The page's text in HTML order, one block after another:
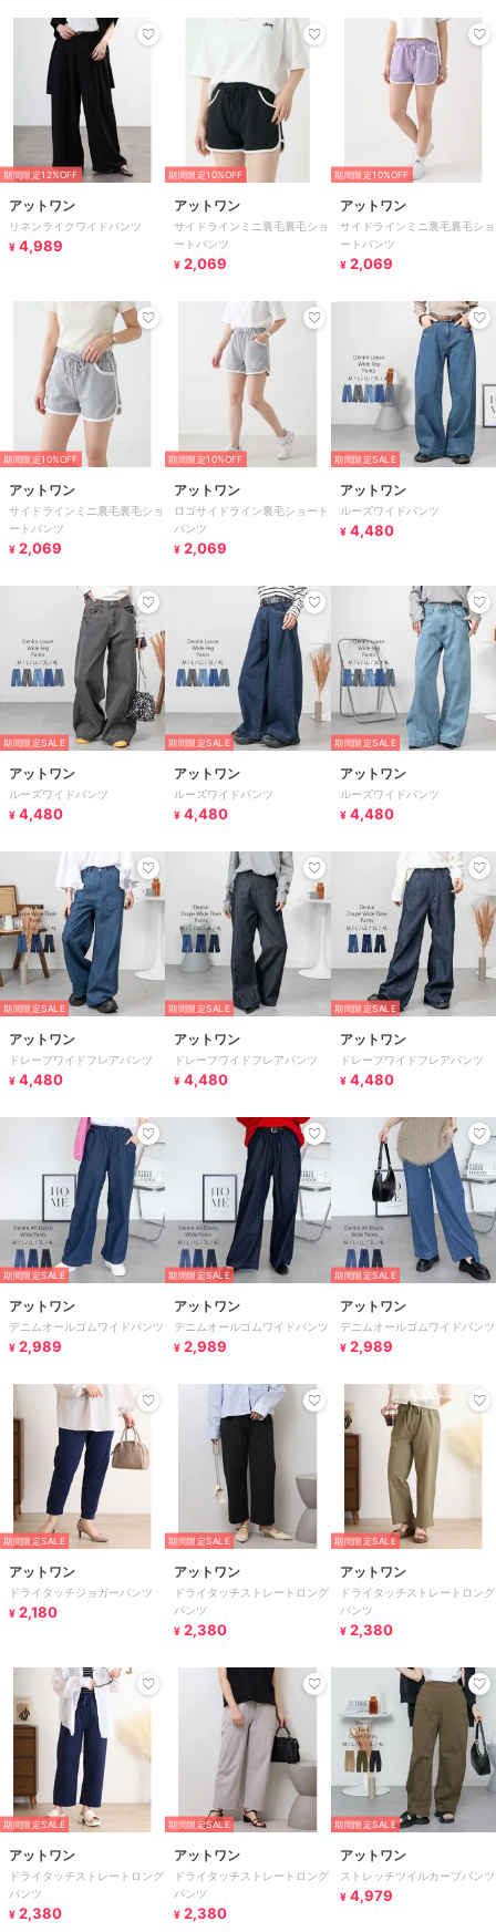
期間限定12%OFF
アットワン
リネンライクワイドパンツ
¥ 4,989
期間限定10%OFF
アットワン
サイドラインミニ裏毛裏毛ショ
ートパンツ
¥ 2,069
期間限定10%OFF
アットワン
サイドラインミニ裏毛裏毛ショ
ートパンツ
¥ 2,069
期間限定10%OFF
アットワン
サイドラインミニ裏毛裏毛ショ
ートパンツ
¥ 2,069
期間限定10%OFF
アットワン
ロゴサイドライン裏毛ショート
パンツ
¥ 2,069
期間限定SALE
アットワン
ルーズワイドパンツ
¥ 4,480
期間限定SALE
アットワン
ルーズワイドパンツ
¥ 4,480
期間限定SALE
アットワン
ルーズワイドパンツ
¥ 4,480
期間限定SALE
アットワン
ルーズワイドパンツ
¥ 4,480
期間限定SALE
アットワン
ドレープワイドフレアパンツ
¥ 4,480
期間限定SALE
アットワン
ドレープワイドフレアパンツ
¥ 4,480
期間限定SALE
アットワン
ドレープワイドフレアパンツ
¥ 4,480
期間限定SALE
アットワン
デニムオールゴムワイドパンツ
¥ 2,989
期間限定SALE
アットワン
デニムオールゴムワイドパンツ
¥ 2,989
期間限定SALE
アットワン
デニムオールゴムワイドパンツ
¥ 2,989
期間限定SALE
アットワン
ドライタッチジョガーパンツ
¥ 2,180
期間限定SALE
アットワン
ドライタッチストレートロング
パンツ
¥ 2,380
期間限定SALE
アットワン
ドライタッチストレートロング
パンツ
¥ 2,380
期間限定SALE
アットワン
ドライタッチストレートロング
パンツ
¥ 2,380
期間限定SALE
アットワン
ドライタッチストレートロング
パンツ
¥ 2,380
期間限定SALE
アットワン
ストレッチツイルカーブパンツ
¥ 4,979